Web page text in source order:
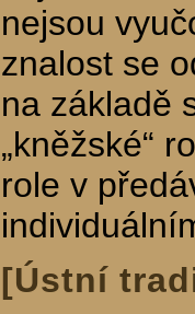
nejsou
znalost se
na základě
„kněžské“
role v
[Ústní